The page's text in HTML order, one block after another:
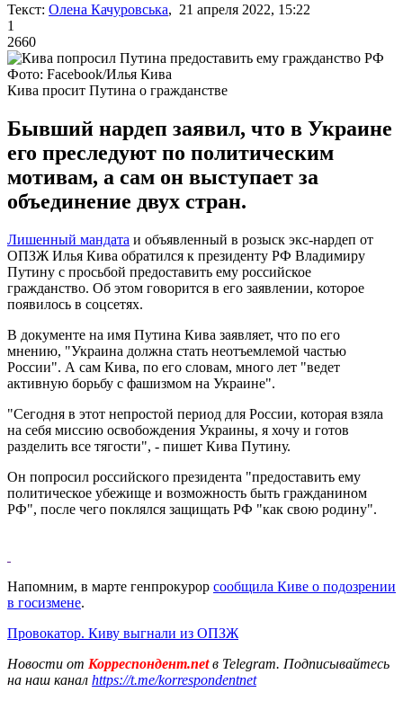
Текст: Олена Качуровська, 21 апреля 2022, 15:22
1
2660
Фото: Facebook/Илья Кива
Кива просит Путина о гражданстве
Бывший нардеп заявил, что в Украине
его преследуют по политическим
мотивам, а сам он выступает за
объединение двух стран.
Лишенный мандата и объявленный в розыск экс-нардеп от
ОПЗЖ Илья Кива обратился к президенту РФ Владимиру
Путину с просьбой предоставить ему российское
гражданство. Об этом говорится в его заявлении, которое
появилось в соцсетях.
В документе на имя Путина Кива заявляет, что по его
мнению, "Украина должна стать неотъемлемой частью
России". А сам Кива, по его словам, много лет "ведет
активную борьбу с фашизмом на Украине".
"Сегодня в этот непростой период для России, которая взяла
на себя миссию освобождения Украины, я хочу и готов
разделить все тягости", - пишет Кива Путину.
Он попросил российского президента "предоставить ему
политическое убежище и возможность быть гражданином
РФ", после чего поклялся защищать РФ "как свою родину".
Напомним, в марте генпрокурор сообщила Киве о подозрении
в госизмене.
Провокатор. Киву выгнали из ОПЗЖ
Новости от Корреспондент.netв Telegram. Подписывайтесь
на наш канал https://t.me/korrespondentnet